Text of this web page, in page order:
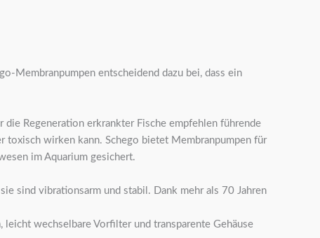
Membranpumpen entscheidend dazu bei, dass ein
Regeneration erkrankter Fische empfehlen führende
toxisch wirken kann. Schego bietet Membranpumpen für
im Aquarium gesichert.
sind vibrationsarm und stabil. Dank mehr als 70 Jahren
wechselbare Vorfilter und transparente Gehäuse